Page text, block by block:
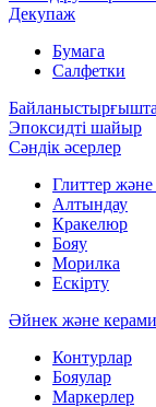
Декупаж
Бумага
Салфетки
Эпоксидті шайыр
Сәндік әсерлер
Глиттер
Алтындау
Кракелюр
Бояу
Морилка
Ескірту
Әйнек және
Контурлар
Бояулар
Маркерлер